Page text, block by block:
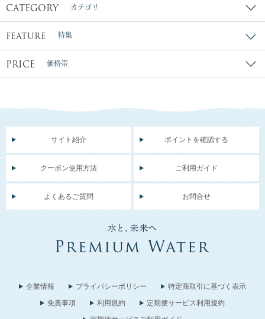
CATEGORY カテゴリ
FEATURE 特集
PRICE 価格帯
サイト紹介 ポイントを確認する
クーポン使用方法 ご利用ガイド
よくあるご質問 お問合せ
企業情報 プライバシーポリシー
特定商取引に基づく表示
免責事項
利用規約
定期便サービス利用規約